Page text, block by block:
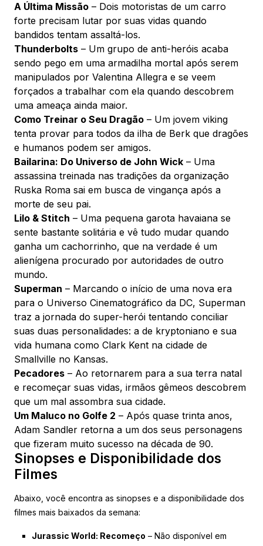
A Última Missão – Dois motoristas de um carro
forte precisam lutar por suas vidas quando
bandidos tentam assaltá-los.
Thunderbolts – Um grupo de anti-heróis acaba
sendo pego em uma armadilha mortal após serem
manipulados por Valentina Allegra e se veem
forçados a trabalhar com ela quando descobrem
uma ameaça ainda maior.
Como Treinar o Seu Dragão – Um jovem viking
tenta provar para todos da ilha de Berk que dragões
e humanos podem ser amigos.
Bailarina: Do Universo de John Wick – Uma
assassina treinada nas tradições da organização
Ruska Roma sai em busca de vingança após a
morte de seu pai.
Lilo & Stitch – Uma pequena garota havaiana se
sente bastante solitária e vê tudo mudar quando
ganha um cachorrinho, que na verdade é um
alienígena procurado por autoridades de outro
mundo.
Superman – Marcando o início de uma nova era
para o Universo Cinematográfico da DC, Superman
traz a jornada do super-herói tentando conciliar
suas duas personalidades: a de kryptoniano e sua
vida humana como Clark Kent na cidade de
Smallville no Kansas.
Pecadores – Ao retornarem para a sua terra natal
e recomeçar suas vidas, irmãos gêmeos descobrem
que um mal assombra sua cidade.
Um Maluco no Golfe 2 – Após quase trinta anos,
Adam Sandler retorna a um dos seus personagens
que fizeram muito sucesso na década de 90.
Sinopses e Disponibilidade dos
Filmes
Abaixo, você encontra as sinopses e a disponibilidade dos
filmes mais baixados da semana:
Jurassic World: Recomeço – Não disponível em